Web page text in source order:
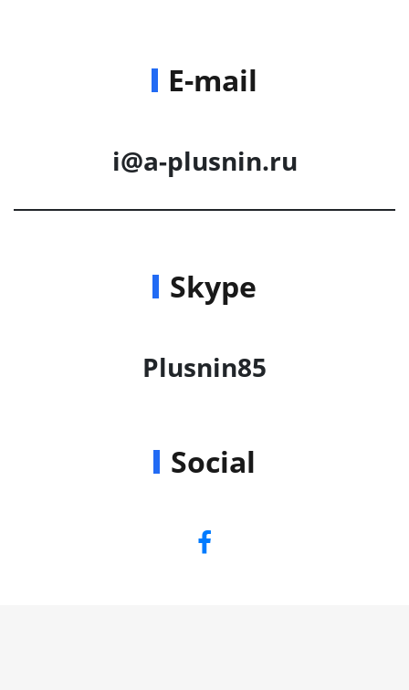
E-mail
i@a-plusnin.ru
Skype
Plusnin85
Social